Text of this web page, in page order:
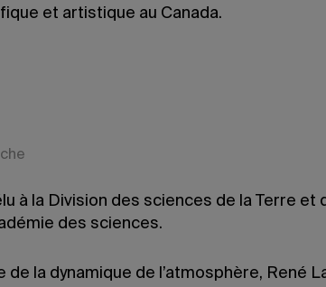
et artistique au Canada.
à la Division des sciences de la Terre et
des sciences.
de la dynamique de l’atmosphère, René